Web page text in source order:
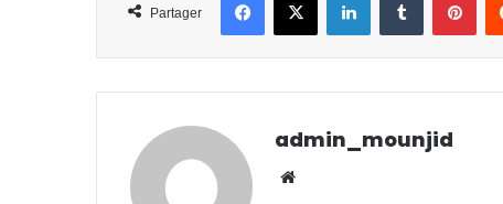
Partager
admin_mounjid